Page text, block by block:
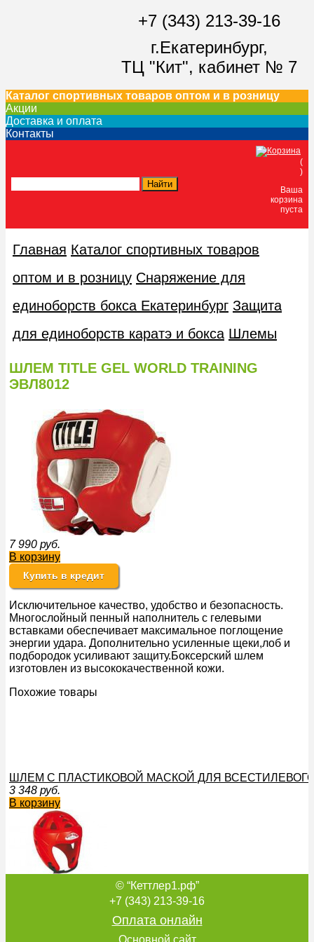
+7 (343) 213-39-16
г.Екатеринбург,
ТЦ "Кит", кабинет № 7
Каталог спортивных товаров оптом и в розницу
Акции
Доставка и оплата
Контакты
(
)
Ваша
корзина
пуста
Главная Каталог спортивных товаров
оптом и в розницу Снаряжение для
единоборств бокса Екатеринбург Защита
для единоборств каратэ и бокса Шлемы
ШЛЕМ TITLE GEL WORLD TRAINING
ЭВЛ8012
7 990 руб.
В корзину
Купить в кредит
Исключительное качество, удобство и безопасность.
Многослойный пенный наполнитель с гелевыми
вставками обеспечивает максимальное поглощение
энергии удара. Дополнительно усиленные щеки,лоб и
подбородок усиливают защиту.Боксерский шлем
изготовлен из высококачественной кожи.
Похожие товары
ШЛЕМ С ПЛАСТИКОВОЙ МАСКОЙ ДЛЯ
3 348 руб.
В корзину
© “Кеттлер1.рф”
+7 (343) 213-39-16
Оплата онлайн
Основной сайт